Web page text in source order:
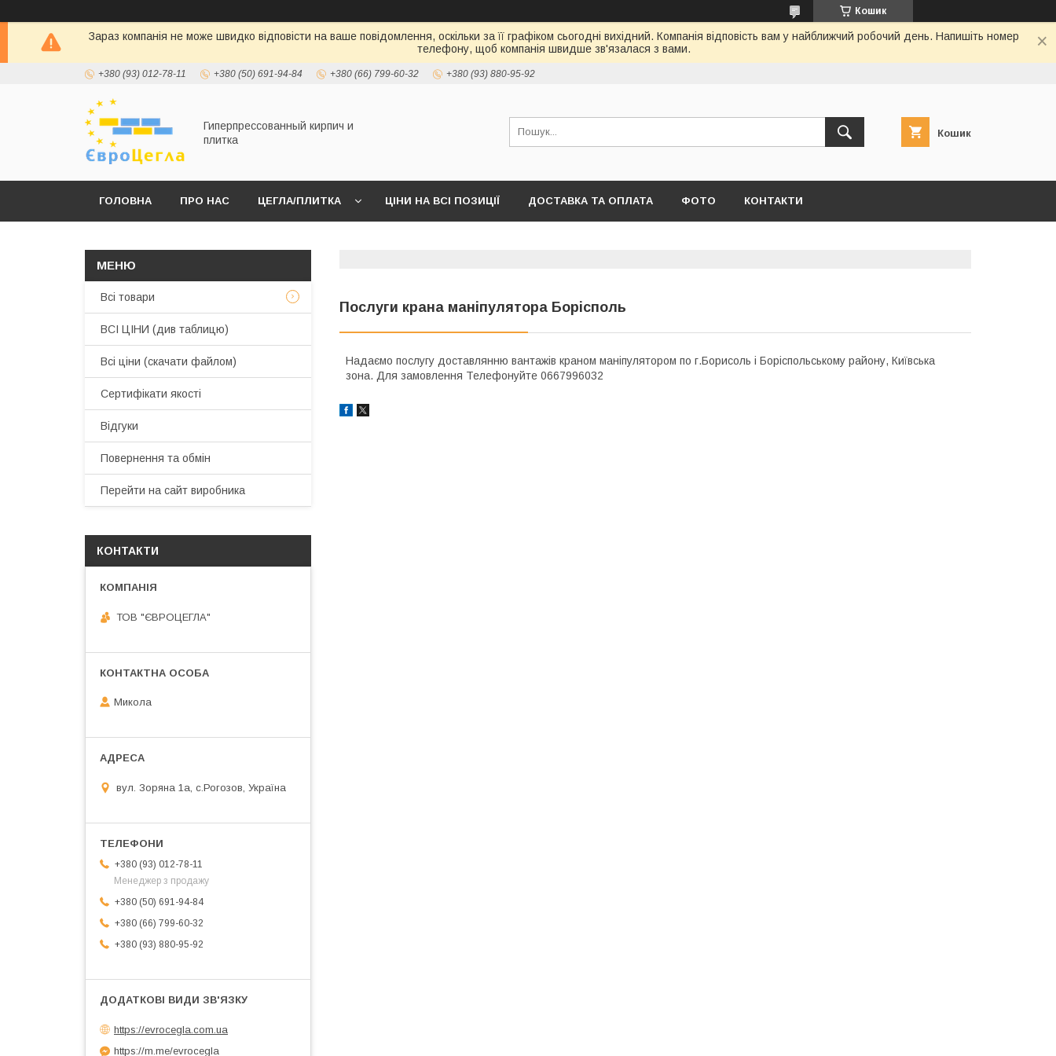
Кошик
Зараз компанія не може швидко відповісти на ваше повідомлення, оскільки за її графіком сьогодні вихідний. Компанія відповість вам у найближчий робочий день. Напишіть номер
телефону, щоб компанія швидше зв'язалася з вами.
+380 (93) 012-78-11 +380 (50) 691-94-84 +380 (66) 799-60-32 +380 (93) 880-95-92
Гиперпрессованный кирпич и
плитка
Кошик
ГОЛОВНА ПРО НАС ЦЕГЛА/ПЛИТКА ЦІНИ НА ВСІ ПОЗИЦІЇ ДОСТАВКА ТА ОПЛАТА ФОТО КОНТАКТИ
Послуги крана маніпулятора Борісполь
Надаємо послугу доставлянню вантажів краном маніпулятором по г.Борисоль і Боріспольському району, Київська
зона. Для замовлення Телефонуйте 0667996032
Всі товари
ВСІ ЦІНИ (див таблицю)
Всі ціни (скачати файлом)
Сертифікати якості
Відгуки
Повернення та обмін
Перейти на сайт виробника
КОНТАКТИ
ТОВ "ЄВРОЦЕГЛА"
Микола
вул. Зоряна 1а, с.Рогозов, Україна
+380 (93) 012-78-11
Менеджер з продажу
+380 (50) 691-94-84
+380 (66) 799-60-32
+380 (93) 880-95-92
https://evrocegla.com.ua
https://m.me/evrocegla